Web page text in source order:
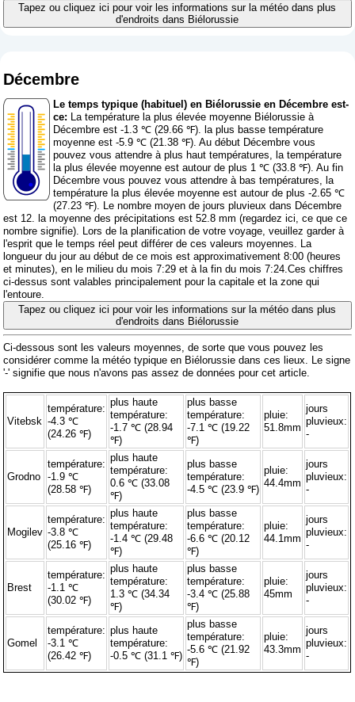
Tapez ou cliquez ici pour voir les informations sur la météo dans plus
d'endroits dans Biélorussie
Décembre
Le temps typique (habituel) en Biélorussie en Décembre est-
ce: La température la plus élevée moyenne Biélorussie à
Décembre est -1.3 ℃ (29.66 ℉). la plus basse température
moyenne est -5.9 ℃ (21.38 ℉). Au début Décembre vous
pouvez vous attendre à plus haut températures, la température
la plus élevée moyenne est autour de plus 1 ℃ (33.8 ℉). Au fin
Décembre vous pouvez vous attendre à bas températures, la
température la plus élevée moyenne est autour de plus -2.65 ℃
(27.23 ℉). Le nombre moyen de jours pluvieux dans Décembre
est 12. la moyenne des précipitations est 52.8 mm (regardez ici, ce que ce
nombre signifie). Lors de la planification de votre voyage, veuillez garder à
l'esprit que le temps réel peut différer de ces valeurs moyennes. La
longueur du jour au début de ce mois est approximativement 8:00 (heures
et minutes), en le milieu du mois 7:29 et à la fin du mois 7:24.Ces chiffres
ci-dessus sont valables principalement pour la capitale et la zone qui
l'entoure.
Tapez ou cliquez ici pour voir les informations sur la météo dans plus
d'endroits dans Biélorussie
Ci-dessous sont les valeurs moyennes, de sorte que vous pouvez les
considérer comme la météo typique en Biélorussie dans ces lieux. Le signe
'-' signifie que nous n'avons pas assez de données pour cet article.
Vitebsk
température:
-4.3 ℃
(24.26 ℉)
plus haute
température:
-1.7 ℃ (28.94
℉)
plus basse
température:
-7.1 ℃ (19.22
℉)
pluie:
51.8mm
jours
pluvieux:
-
Grodno
température:
-1.9 ℃
(28.58 ℉)
plus haute
température:
0.6 ℃ (33.08
℉)
plus basse
température:
-4.5 ℃ (23.9 ℉)
pluie:
44.4mm
jours
pluvieux:
-
Mogilev
température:
-3.8 ℃
(25.16 ℉)
plus haute
température:
-1.4 ℃ (29.48
℉)
plus basse
température:
-6.6 ℃ (20.12
℉)
pluie:
44.1mm
jours
pluvieux:
-
Brest
température:
-1.1 ℃
(30.02 ℉)
plus haute
température:
1.3 ℃ (34.34
℉)
plus basse
température:
-3.4 ℃ (25.88
℉)
pluie:
45mm
jours
pluvieux:
-
Gomel
température:
-3.1 ℃
(26.42 ℉)
plus haute
température:
-0.5 ℃ (31.1 ℉)
plus basse
température:
-5.6 ℃ (21.92
℉)
pluie:
43.3mm
jours
pluvieux:
-